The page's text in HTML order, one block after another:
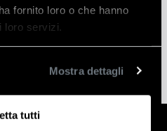
fornito loro o che hanno
servizi.
Mostra dettagli
tutti